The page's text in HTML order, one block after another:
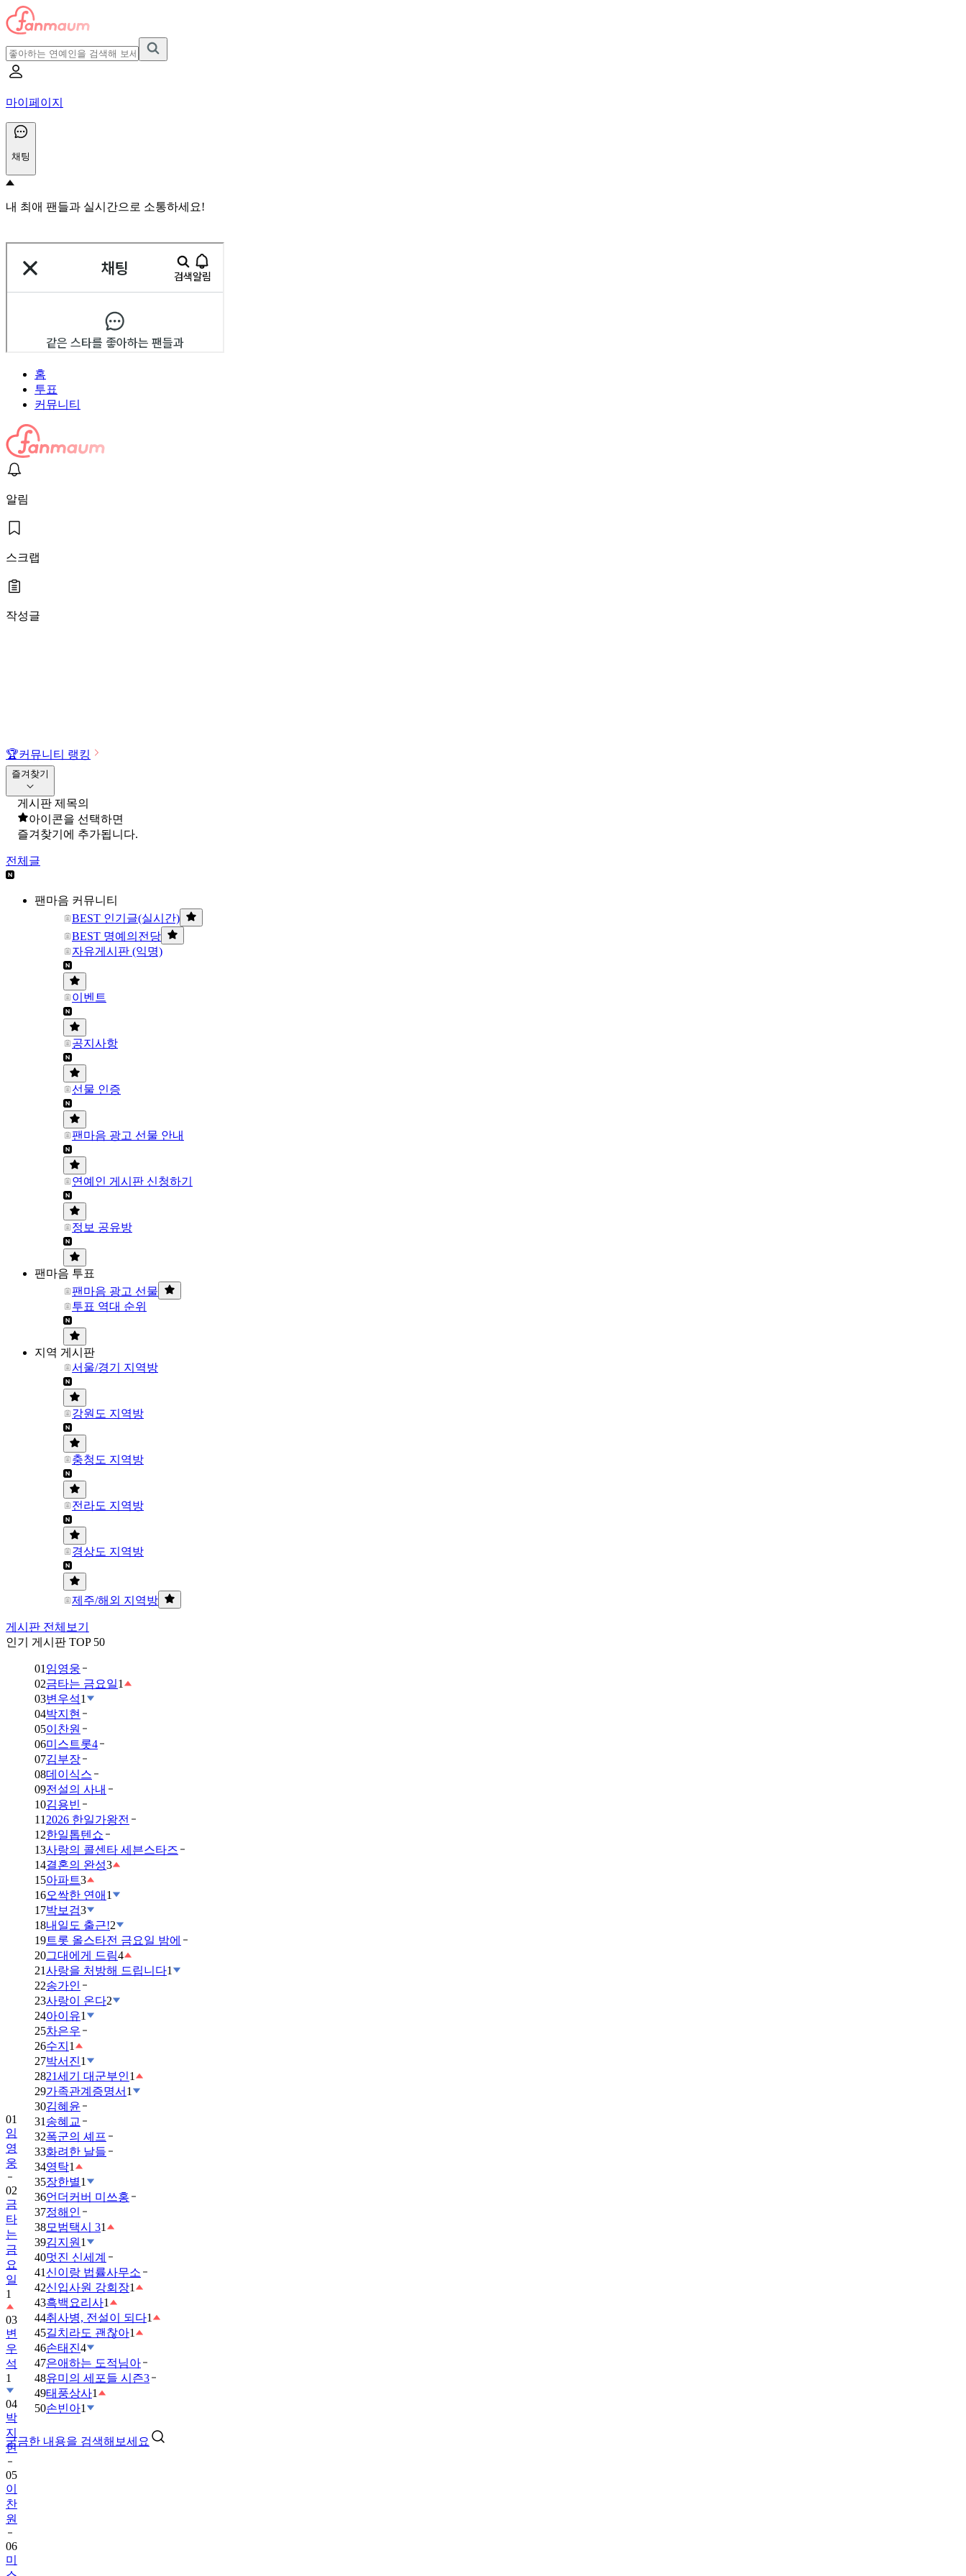
마이페이지
채팅
내 최애 팬들과 실시간으로 소통하세요!
홈
투표
커뮤니티
알림
스크랩
작성글
🏆커뮤니티 랭킹
즐겨찾기
게시판 제목의
아이콘을 선택하면
즐겨찾기에 추가됩니다.
전체글
팬마음 커뮤니티
BEST 인기글(실시간)
BEST 명예의전당
자유게시판 (익명)
이벤트
공지사항
선물 인증
팬마음 광고 선물 안내
연예인 게시판 신청하기
정보 공유방
팬마음 투표
팬마음 광고 선물
투표 역대 순위
지역 게시판
서울/경기 지역방
강원도 지역방
충청도 지역방
전라도 지역방
경상도 지역방
제주/해외 지역방
게시판 전체보기
인기 게시판 TOP 50
01 임영웅
02금타는 금요일1
03변우석1
04박지현
05이찬원
06미스트롯4
07김부장
08데이식스
09전설의 사내
10김용빈
11 2026 한일가왕전
12한일톱텐쇼
13사랑의 콜센타 세븐스타즈
14결혼의 완성3
15아파트3
16오싹한 연애 1
17박보검3
18내일도 출근!2
19트롯 올스타전 금요일 밤에
20그대에게 드림4
21사랑을 처방해 드립니다1
22송가인
23사랑이 온다2
24아이유1
25차은우
26수지 1
27박서진1
2821세기 대군부인1
29가족관계증명서 1
30김혜윤
31 송혜교
32폭군의 셰프
33화려한 날들
34영탁1
35장한별1
36언더커버 미쓰홍
37정해인
38모범택시 31
39김지원 1
40멋진 신세계
41 신이랑 법률사무소
42신입사원 강회장1
43흑백요리사1
44취사병, 전설이 되다1
45길치라도 괜찮아1
46손태진4
47은애하는 도적님아
48유미의 세포들 시즌3
49태풍상사1
50손빈아1
궁금한 내용을 검색해보세요
01
임
영
웅
02
금
타
는
금
요
일
1
03
변
우
석
1
04
박
지
현
05
이
찬
원
06
미